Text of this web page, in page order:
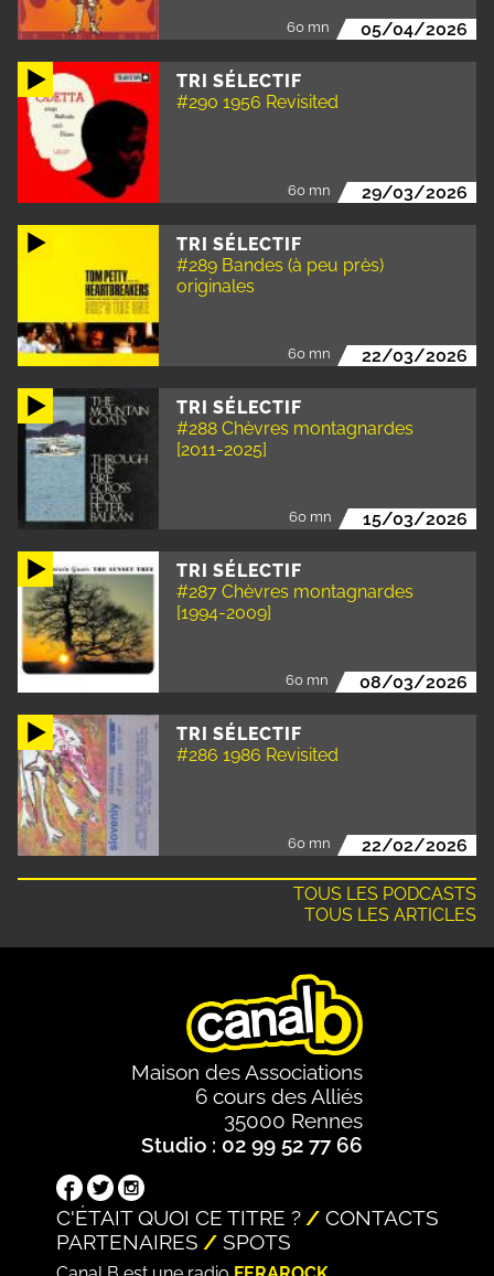
60 mn 05/04/2026
TRI SÉLECTIF
#290 1956 Revisited
60 mn 29/03/2026
TRI SÉLECTIF
#289 Bandes (à peu près)
originales
60 mn 22/03/2026
TRI SÉLECTIF
#288 Chèvres montagnardes
[2011-2025]
60 mn 15/03/2026
TRI SÉLECTIF
#287 Chèvres montagnardes
[1994-2009]
60 mn 08/03/2026
TRI SÉLECTIF
#286 1986 Revisited
60 mn 22/02/2026
TOUS LES PODCASTS
TOUS LES ARTICLES
Maison des Associations
6 cours des Alliés
35000 Rennes
Studio : 02 99 52 77 66
C'ÉTAIT QUOI CE TITRE ?
CONTACTS
PARTENAIRES
SPOTS